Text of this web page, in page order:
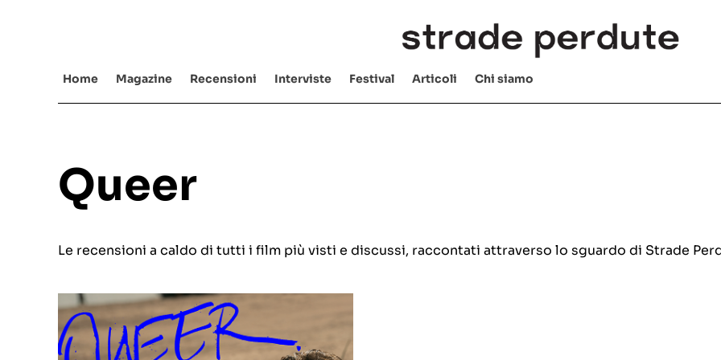
Home Magazine Recensioni Interviste Festival Articoli Chi siamo
Queer
Le recensioni a caldo di tutti i film più visti e discussi, raccontati attraverso lo sguardo di Strade